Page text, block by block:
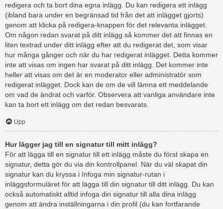
redigera och ta bort dina egna inlägg. Du kan redigera ett inlägg
(ibland bara under en begränsad tid från det att inlägget gjorts)
genom att klicka på redigera-knappen för det relevanta inlägget.
Om någon redan svarat på ditt inlägg så kommer det att finnas en
liten textrad under ditt inlägg efter att du redigerat det, som visar
hur många gånger och när du har redigerat inlägget. Detta kommer
inte att visas om ingen har svarat på ditt inlägg. Det kommer inte
heller att visas om det är en moderator eller administratör som
redigerat inlägget. Dock kan de om de vill lämna ett meddelande
om vad de ändrat och varför. Observera att vanliga användare inte
kan ta bort ett inlägg om det redan besvarats.
Upp
Hur lägger jag till en signatur till mitt inlägg?
För att lägga till en signatur till ett inlägg måste du först skapa en
signatur, detta gör du via din kontrollpanel. När du väl skapat din
signatur kan du kryssa i Infoga min signatur-rutan i
inläggsformuläret för att lägga till din signatur till ditt inlägg. Du kan
också automatiskt alltid infoga din signatur till alla dina inlägg
genom att ändra inställningarna i din profil (du kan fortfarande